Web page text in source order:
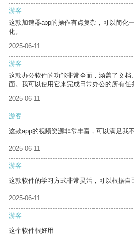
游客
这款加速器app的操作有点复杂，可以简化
化。
2025-06-11
游客
这款办公软件的功能非常全面，涵盖了文档
面。我可以使用它来完成日常办公的所有任
2025-06-11
游客
这款app的视频资源非常丰富，可以满足我
2025-06-11
游客
这款软件的学习方式非常灵活，可以根据自
2025-06-11
游客
这个软件很好用